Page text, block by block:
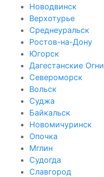
Новодвинск
Верхотурье
Среднеуральск
Ростов-на-Дону
Югорск
Дагестанские Огни
Североморск
Вольск
Суджа
Байкальск
Новомичуринск
Опочка
Мглин
Судогда
Славгород